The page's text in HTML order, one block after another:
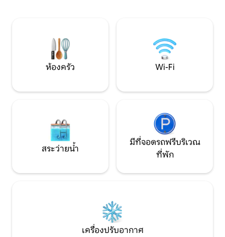
มีหลังคาคุณสามารถผ่อนคลายได้เหมือน
ห้องครัว Wi-Fi
สระว่ายน้ำ
มีที่จอดรถฟรีบริเวณ
ที่พัก
เครื่องปรับอากาศ